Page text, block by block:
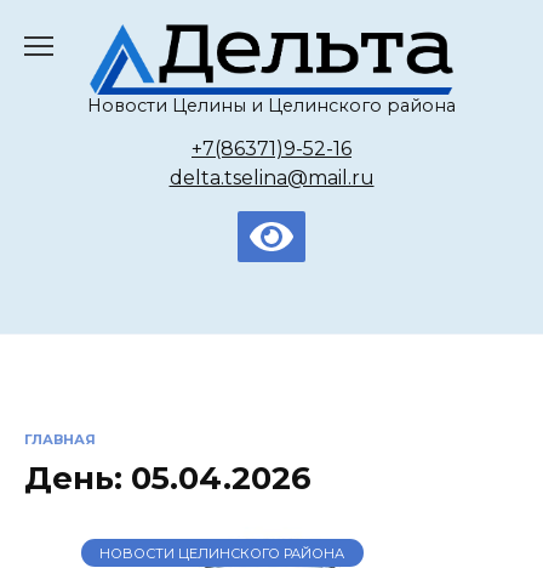
содержанию
Новости Целины и Целинского района
+7(86371)9-52-16
delta.tselina@mail.ru
ГЛАВНАЯ
День: 05.04.2026
НОВОСТИ ЦЕЛИНСКОГО РАЙОНА